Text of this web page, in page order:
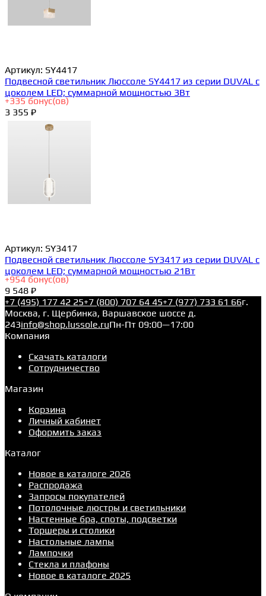
Артикул: SY4417
Подвесной светильник Люссоле SY4417 из серии DUVAL с
цоколем LED; суммарной мощностью 3Вт
+335 бонус(ов)
3 355 ₽
Артикул: SY3417
Подвесной светильник Люссоле SY3417 из серии DUVAL с
цоколем LED; суммарной мощностью 21Вт
+954 бонус(ов)
9 548 ₽
+7 (495) 177 42 25+7 (800) 707 64 45+7 (977) 733 61 66г.
Москва, г. Щербинка, Варшавское шоссе д.
243info@shop.lussole.ruПн-Пт 09:00—17:00
Компания
Скачать каталоги
Сотрудничество
Магазин
Корзина
Личный кабинет
Оформить заказ
Каталог
Новое в каталоге 2026
Распродажа
Запросы покупателей
Потолочные люстры и светильники
Настенные бра, споты, подсветки
Торшеры и столики
Настольные лампы
Лампочки
Стекла и плафоны
Новое в каталоге 2025